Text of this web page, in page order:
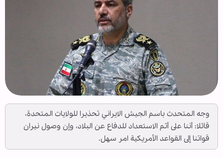
وجه المتحدث باسم الجيش الايراني تحذيرا للولايات المتحدة،
قائلا: أننا على أتم الاستعداد للدفاع عن البلاد، وإن وصول نيران
قواتنا إلى القواعد الأمريكية امر سهل.